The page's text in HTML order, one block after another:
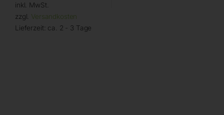
inkl. MwSt.
zzgl. Versandkosten
Lieferzeit: ca. 2 - 3 Tage